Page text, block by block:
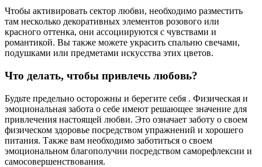
Чтобы активировать сектор любви, необходимо разместить
там несколько декоративных элементов розового или
красного оттенка, они ассоциируются с чувствами и
романтикой. Вы также можете украсить спальню свечами,
подушками или предметами искусства этих цветов.
Что делать, чтобы привлечь любовь?
Будьте предельно осторожны и берегите себя . Физическая и
эмоциональная забота о себе имеют решающее значение для
привлечения настоящей любви. Это означает заботу о своем
физическом здоровье посредством упражнений и хорошего
питания. Также вам необходимо заботиться о своем
эмоциональном благополучии посредством саморефлексии и
самосовершенствования.